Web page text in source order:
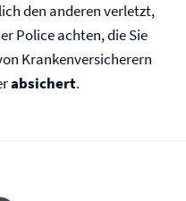
den anderen verletzt,
Police achten, die Sie
Kranken­versicherern
absichert.